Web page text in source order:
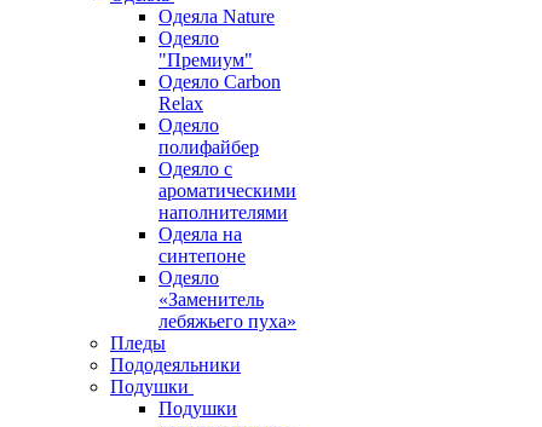
Одеяла Nature
Одеяло
"Премиум"
Одеяло Carbon
Relax
Одеяло
полифайбер
Одеяло с
ароматическими
наполнителями
Одеяла на
синтепоне
Одеяло
«Заменитель
лебяжьего пуха»
Пледы
Пододеяльники
Подушки
Подушки